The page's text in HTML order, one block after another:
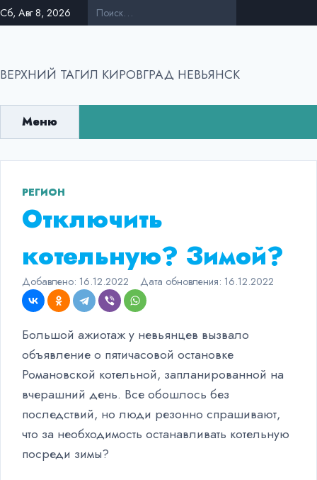
Перейти
к
Сб, Авг 8, 2026
ВЕРХНИЙ ТАГИЛ КИРОВГРАД НЕВЬЯНСК
Меню
РЕГИОН
Отключить
котельную? Зимой?
Добавлено: 16.12.2022 Дата обновления: 16.12.2022
Большой ажиотаж у невьянцев вызвало
объявление о пятичасовой остановке
Романовской котельной, запланированной на
вчерашний день. Все обошлось без
последствий, но люди резонно спрашивают,
что за необходимость останавливать котельную
посреди зимы?